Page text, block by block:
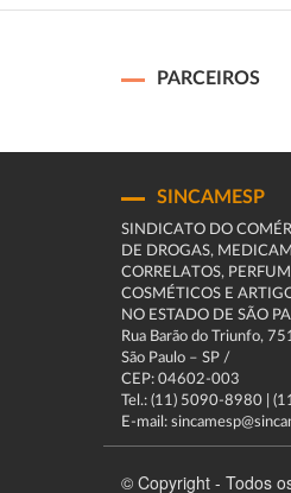
PARCEIROS
SINCAMESP
SINDICATO DO
DE DROGAS,
CORRELATOS,
COSMÉTICOS E
NO ESTADO DE SÃO
Rua Barão do Triunfo,
São Paulo – SP /
CEP: 04602-003
Tel.: (11) 5090-8980 |
E-mail:
© Copyright - Todos